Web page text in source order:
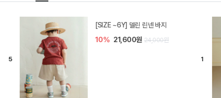
[SIZE ~6Y] 델린 린넨 바지
10% 21,600원 24,000원